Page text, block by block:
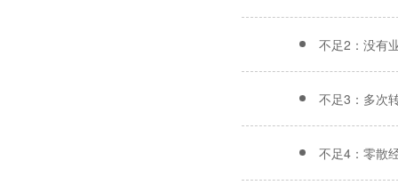
不足2：没有
不足3：多次
不足4：零散